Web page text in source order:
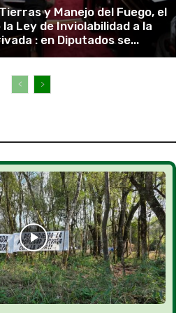
y Manejo del Fuego, el
Ley de Inviolabilidad a la
: en Diputados se...